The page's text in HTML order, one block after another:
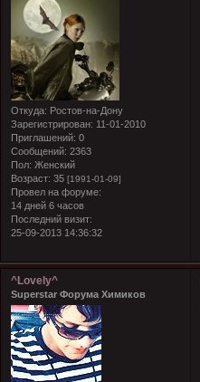
Откуда: Ростов-на-Дону
Зарегистрирован: 11-01-2010
Приглашений: 0
Сообщений: 2363
Пол: Женский
Возраст: 35 [1991-01-09]
Провел на форуме:
14 дней 6 часов
Последний визит:
25-09-2013 14:36:32
^Lovely^
Superstar Форума Химиков